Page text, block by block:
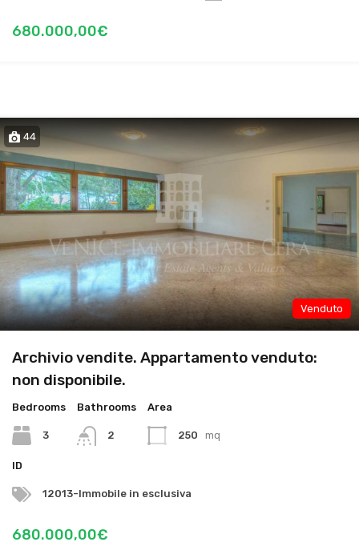
680.000,00€
44
Venduto
Archivio vendite. Appartamento venduto:
non disponibile.
Bedrooms
3
Bathrooms
2
Area
250 mq
ID
12013-Immobile in esclusiva
680.000,00€